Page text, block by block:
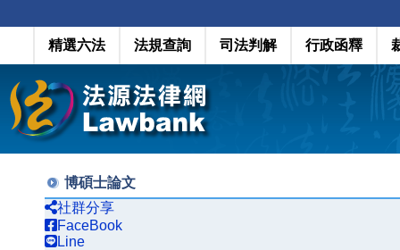
精選六法 法規查詢 司法判解 行政函釋
博碩士論文
社群分享
FaceBook
Line